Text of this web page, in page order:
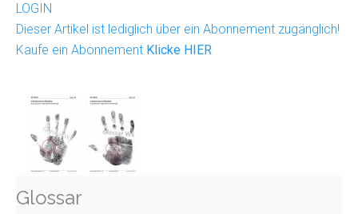
LOGIN
Dieser Artikel ist lediglich über ein Abonnement zugänglich!
Kaufe ein Abonnement Klicke HIER
Glossar